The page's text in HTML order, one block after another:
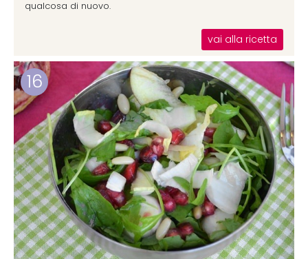
qualcosa di nuovo.
vai alla ricetta
16